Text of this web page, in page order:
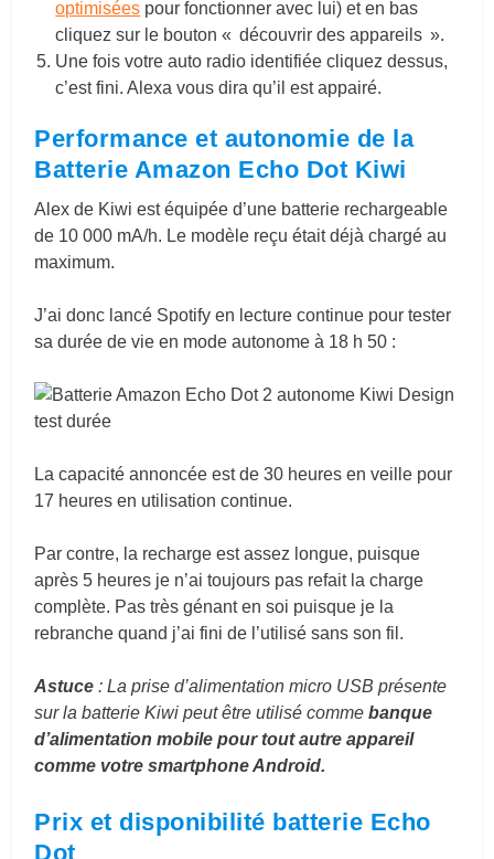
optimisées pour fonctionner avec lui) et en bas
cliquez sur le bouton « découvrir des appareils ».
Une fois votre auto radio identifiée cliquez dessus,
c’est fini. Alexa vous dira qu’il est appairé.
Performance et autonomie de la
Batterie Amazon Echo Dot Kiwi
Alex de Kiwi est équipée d’une batterie rechargeable
de 10 000 mA/h. Le modèle reçu était déjà chargé au
maximum.
J’ai donc lancé Spotify en lecture continue pour tester
sa durée de vie en mode autonome à 18 h 50 :
La capacité annoncée est de 30 heures en veille pour
17 heures en utilisation continue.
Par contre, la recharge est assez longue, puisque
après 5 heures je n’ai toujours pas refait la charge
complète. Pas très génant en soi puisque je la
rebranche quand j’ai fini de l’utilisé sans son fil.
Astuce : La prise d’alimentation micro USB présente
sur la batterie Kiwi peut être utilisé comme banque
d’alimentation mobile pour tout autre appareil
comme votre smartphone Android.
Prix et disponibilité batterie Echo
Dot